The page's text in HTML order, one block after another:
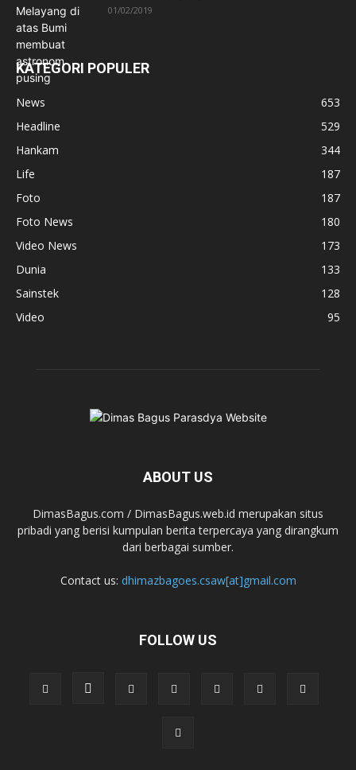
01/02/2019
KATEGORI POPULER
News
653
Headline
529
Hankam
344
Life
187
Foto
187
Foto News
180
Video News
173
Dunia
133
Sainstek
128
Video
95
ABOUT US
DimasBagus.com / DimasBagus.web.id merupakan situs
pribadi yang berisi kumpulan berita terpercaya yang dirangkum
dari berbagai sumber.
Contact us: dhimazbagoes.csaw[at]gmail.com
FOLLOW US